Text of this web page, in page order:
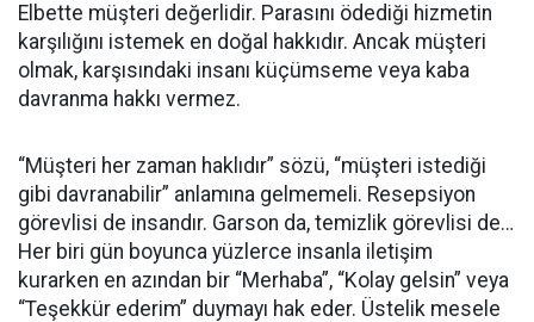
Elbette müşteri değerlidir. Parasını ödediği hizmetin
karşılığını istemek en doğal hakkıdır. Ancak müşteri
olmak, karşısındaki insanı küçümseme veya kaba
davranma hakkı vermez.
“Müşteri her zaman haklıdır” sözü, “müşteri istediği
gibi davranabilir” anlamına gelmemeli. Resepsiyon
görevlisi de insandır. Garson da, temizlik görevlisi de…
Her biri gün boyunca yüzlerce insanla iletişim
kurarken en azından bir “Merhaba”, “Kolay gelsin” veya
“Teşekkür ederim” duymayı hak eder. Üstelik mesele